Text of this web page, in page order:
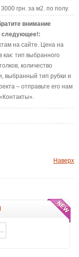
3000 грн. за м2. по полу.
внимание
следующее!:
на сайте. Цена на
тип выбранного
количество
выбранный тип рубки и
– отправьте его нам
Наверх